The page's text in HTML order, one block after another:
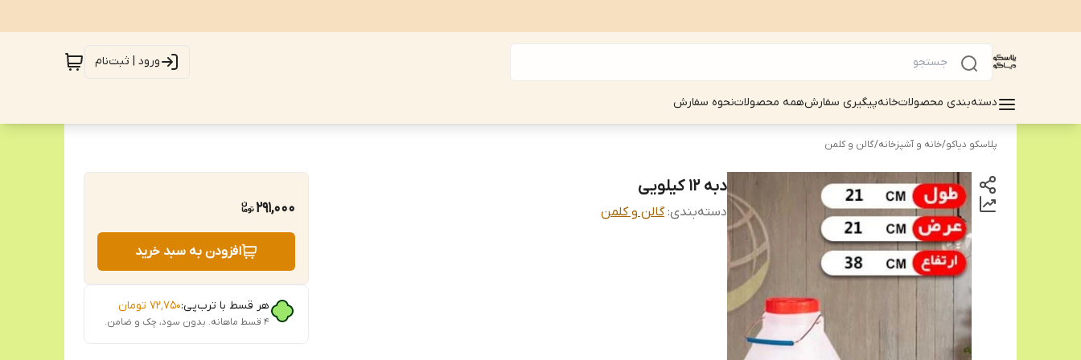
ورود | ثبت‌نام
دسته‌بندی محصولاتخانهپیگیری سفارشهمه محصولاتنحوه سفارش
پلاسکو دیاکو/خانه و آشپزخانه/گالن و کلمن
دبه 12 کیلویی
دسته‌بندی:گالن و کلمن 291,000
افزودن به سبد خرید
هر قسط با ترب‌پی:۷۲٬۷۵۰ تومان
۴ قسط ماهانه. بدون سود، چک و ضامن.